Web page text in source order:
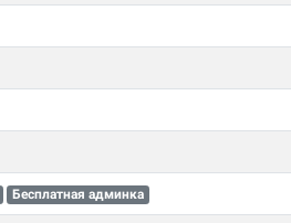
Бесплатная админка